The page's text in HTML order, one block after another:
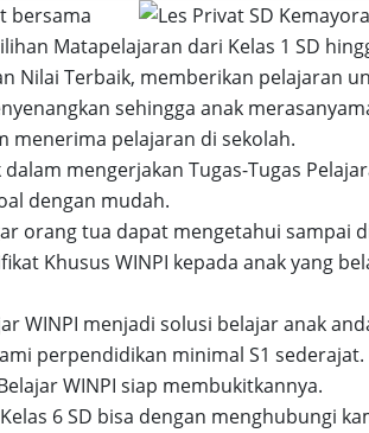
bersama
Matapelajaran dari Kelas 1 SD
Nilai Terbaik, memberikan pelajaran
sehingga anak
menerima pelajaran di sekolah.
mengerjakan Tugas-Tugas
dengan mudah.
orang tua dapat mengetahui sampai
Khusus WINPI kepada anak yang
WINPI menjadi solusi belajar anak
perpendidikan minimal S1 sederajat.
WINPI siap membukitkannya.
6 SD bisa dengan menghubungi